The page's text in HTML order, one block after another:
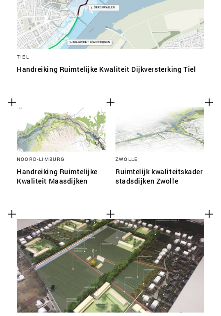
TIEL
Handreiking Ruimtelijke Kwaliteit Dijkversterking Tiel
NOORD-LIMBURG
Handreiking Ruimtelijke
Kwaliteit Maasdijken
ZWOLLE
Ruimtelijk kwaliteitskader
stadsdijken Zwolle